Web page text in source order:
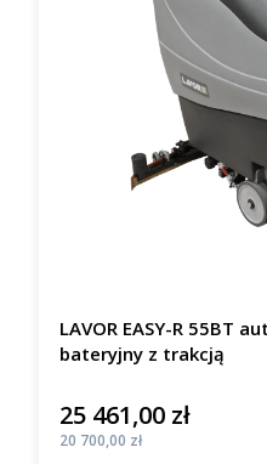
LAVOR EASY-R 55BT
bateryjny z trakcją
Cena
25 461,00 zł
Cena
20 700,00 zł